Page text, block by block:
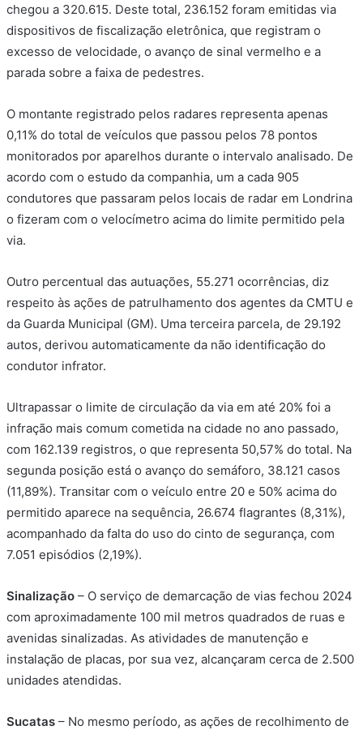
chegou a 320.615. Deste total, 236.152 foram emitidas via
dispositivos de fiscalização eletrônica, que registram o
excesso de velocidade, o avanço de sinal vermelho e a
parada sobre a faixa de pedestres.
O montante registrado pelos radares representa apenas
0,11% do total de veículos que passou pelos 78 pontos
monitorados por aparelhos durante o intervalo analisado. De
acordo com o estudo da companhia, um a cada 905
condutores que passaram pelos locais de radar em Londrina
o fizeram com o velocímetro acima do limite permitido pela
via.
Outro percentual das autuações, 55.271 ocorrências, diz
respeito às ações de patrulhamento dos agentes da CMTU e
da Guarda Municipal (GM). Uma terceira parcela, de 29.192
autos, derivou automaticamente da não identificação do
condutor infrator.
Ultrapassar o limite de circulação da via em até 20% foi a
infração mais comum cometida na cidade no ano passado,
com 162.139 registros, o que representa 50,57% do total. Na
segunda posição está o avanço do semáforo, 38.121 casos
(11,89%). Transitar com o veículo entre 20 e 50% acima do
permitido aparece na sequência, 26.674 flagrantes (8,31%),
acompanhado da falta do uso do cinto de segurança, com
7.051 episódios (2,19%).
Sinalização – O serviço de demarcação de vias fechou 2024
com aproximadamente 100 mil metros quadrados de ruas e
avenidas sinalizadas. As atividades de manutenção e
instalação de placas, por sua vez, alcançaram cerca de 2.500
unidades atendidas.
Sucatas – No mesmo período, as ações de recolhimento de